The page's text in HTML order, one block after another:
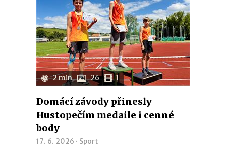
2 min 26 1
Domácí závody přinesly
Hustopečím medaile i cenné
body
17. 6. 2026 · Sport